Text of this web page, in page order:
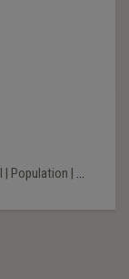
Population ...